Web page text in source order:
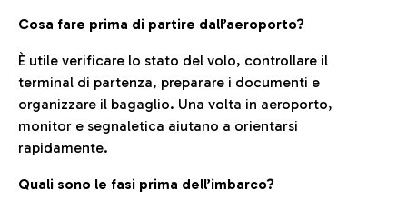
Cosa fare prima di partire dall’aeroporto?
È utile verificare lo stato del volo, controllare il
terminal di partenza, preparare i documenti e
organizzare il bagaglio. Una volta in aeroporto,
monitor e segnaletica aiutano a orientarsi
rapidamente.
Quali sono le fasi prima dell’imbarco?